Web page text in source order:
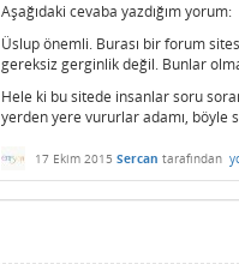
Aşağıdaki cevaba yazdığım yorum:
Üslup önemli. Burası bir forum
gereksiz gerginlik değil. Bunlar
Hele ki bu sitede insanlar soru
yerden yere vururlar adamı, böyle
17 Ekim 2015 Sercan tarafından